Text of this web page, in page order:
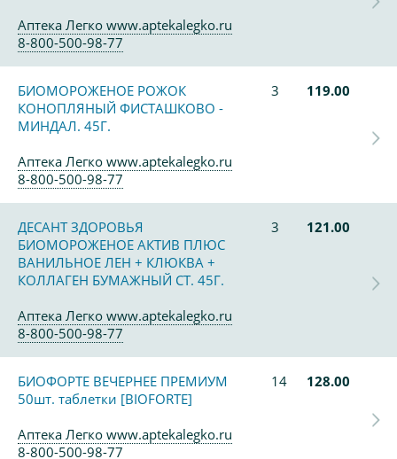
Аптека Легко www.aptekalegko.ru
8-800-500-98-77
БИОМОРОЖЕНОЕ РОЖОК
КОНОПЛЯНЫЙ ФИСТАШКОВО -
МИНДАЛ. 45Г.
3 119.00
Аптека Легко www.aptekalegko.ru
8-800-500-98-77
ДЕСАНТ ЗДОРОВЬЯ
БИОМОРОЖЕНОЕ АКТИВ ПЛЮС
ВАНИЛЬНОЕ ЛЕН + КЛЮКВА +
КОЛЛАГЕН БУМАЖНЫЙ СТ. 45Г.
3 121.00
Аптека Легко www.aptekalegko.ru
8-800-500-98-77
БИОФОРТЕ ВЕЧЕРНЕЕ ПРЕМИУМ
50шт. таблетки [BIOFORTE]
14 128.00
Аптека Легко www.aptekalegko.ru
8-800-500-98-77